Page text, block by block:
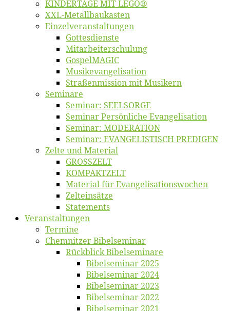
KINDERTAGE MIT LEGO®
XXL-Me­­tal­l­­bau­­kas­­ten
Einzelver­an­stal­tungen
Got­tes­diens­te
Mitarbeiter­schulung
Gos­pel­MA­GIC
Musikevan­ge­li­sa­tion
Straßenmis­sion mit Musikern
Se­mi­na­re
Se­mi­nar: SEELSORGE
Se­mi­nar Per­sön­li­che Evangelisation
Se­mi­nar: MODERATION
Se­mi­nar: EVANGELISTISCH PREDIGEN
Zel­te und Material
GROSSZELT
KOMPAKTZELT
Ma­te­ri­al für Evangelisationswochen
Zelt­ein­sät­ze
State­ments
Ver­an­stal­tun­gen
Ter­mi­ne
Chemnit­zer Bibelseminar
Rück­blick Bibelseminare
Bi­bel­se­mi­nar 2025
Bi­bel­se­mi­nar 2024
Bi­bel­se­mi­nar 2023
Bi­bel­se­mi­nar 2022
Bi­bel­se­mi­nar 2021